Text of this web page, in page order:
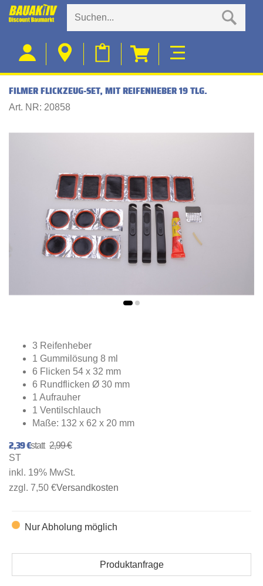
FILMER FLICKZEUG-SET, MIT REIFENHEBER 19 TLG.
Art. NR: 20858
3 Reifenheber
1 Gummilösung 8 ml
6 Flicken 54 x 32 mm
6 Rundflicken Ø 30 mm
1 Aufrauher
1 Ventilschlauch
Maße: 132 x 62 x 20 mm
2,99 €
2,39 €
ST
inkl. 19% MwSt.
zzgl. 7,50 €Versandkosten
Nur Abholung möglich
Produktanfrage